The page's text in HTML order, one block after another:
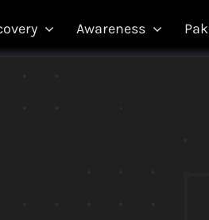
Awareness